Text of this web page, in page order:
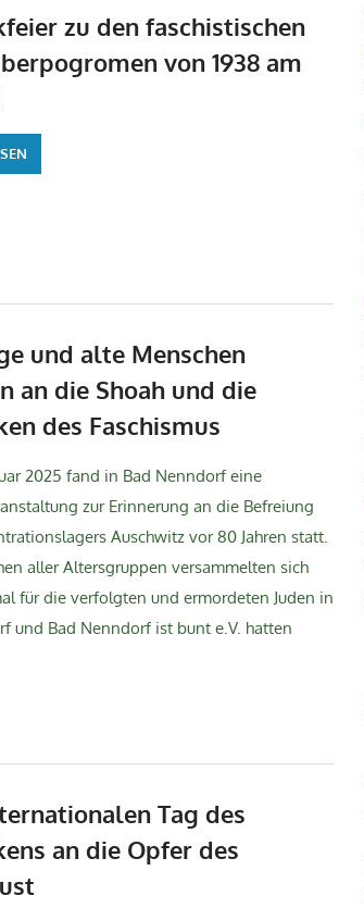
zu den faschistischen
von 1938 am
und alte Menschen
an die Shoah und die
des Faschismus
2025 fand in Bad Nenndorf eine
zur Erinnerung an die Befreiung
Auschwitz vor 80 Jahren statt.
aller Altersgruppen versammelten sich
für die verfolgten und ermordeten Juden in
und Bad Nenndorf ist bunt e.V. hatten
Tag des
an die Opfer des